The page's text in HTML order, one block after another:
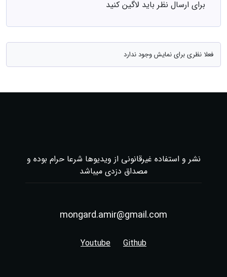
برای ارسال نظر باید لاگین کنید
فعلا نظری برای نمایش وجود ندارد
نشر و استفاده غیرقانونی از ویدیوها شرعا حرام بوده و
مصداق دزدی میباشد
mongard.amir@gmail.com
Github
Youtube